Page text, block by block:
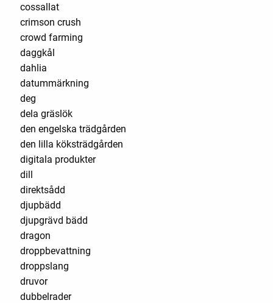
cossallat
crimson crush
crowd farming
daggkål
dahlia
datummärkning
deg
dela gräslök
den engelska trädgården
den lilla köksträdgården
digitala produkter
dill
direktsådd
djupbädd
djupgrävd bädd
dragon
droppbevattning
droppslang
druvor
dubbelrader